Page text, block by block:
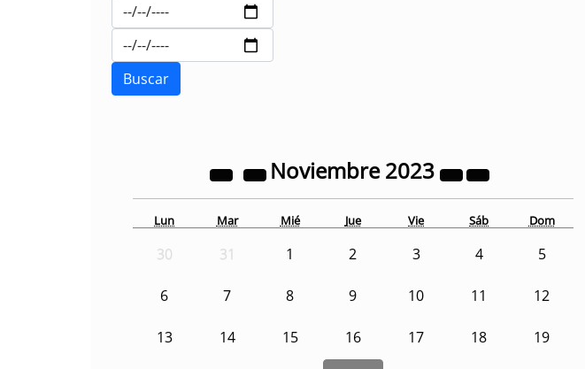
Noviembre2023
Lun Mar Mié Jue Vie Sáb Dom
30 31 1 2 3 4 5
6 7 8 9 10 11 12
13 14 15 16 17 18 19